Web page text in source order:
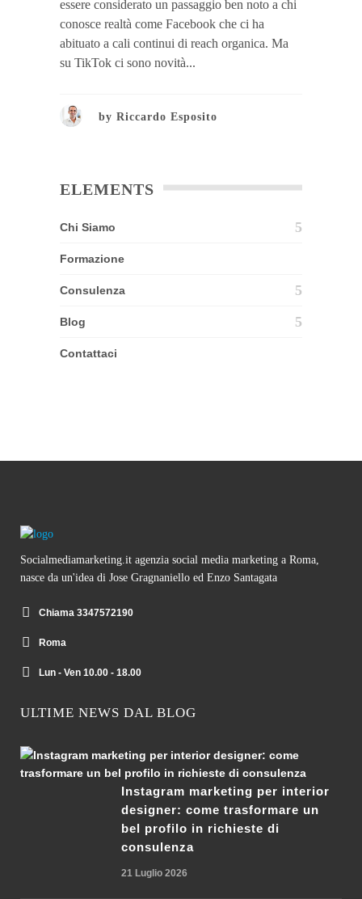
essere considerato un passaggio ben noto a chi
conosce realtà come Facebook che ci ha
abituato a cali continui di reach organica. Ma
su TikTok ci sono novità...
by Riccardo Esposito
ELEMENTS
Chi Siamo
Formazione
Consulenza
Blog
Contattaci
Socialmediamarketing.it agenzia social media marketing a Roma,
nasce da un'idea di Jose Gragnaniello ed Enzo Santagata
Chiama 3347572190
Roma
Lun - Ven 10.00 - 18.00
ULTIME NEWS DAL BLOG
Instagram marketing per interior
designer: come trasformare un
bel profilo in richieste di
consulenza
21 Luglio 2026